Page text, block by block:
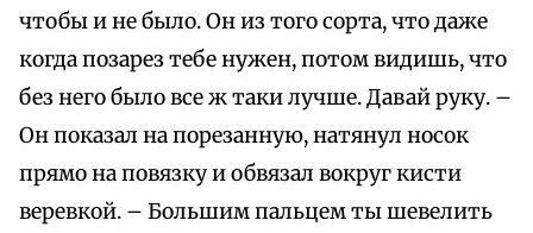
чтобы и не было. Он из того сорта, что даже
когда позарез тебе нужен, потом видишь, что
без него было все ж таки лучше. Давай руку. –
Он показал на порезанную, натянул носок
прямо на повязку и обвязал вокруг кисти
веревкой. – Большим пальцем ты шевелить